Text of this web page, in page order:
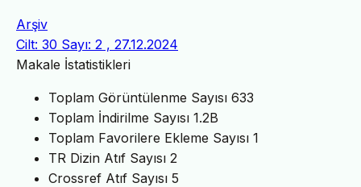
Arşiv
Cilt: 30 Sayı: 2 , 27.12.2024
Makale İstatistikleri
Toplam Görüntülenme Sayısı 633
Toplam İndirilme Sayısı 1.2B
Toplam Favorilere Ekleme Sayısı 1
TR Dizin Atıf Sayısı 2
Crossref Atıf Sayısı 5